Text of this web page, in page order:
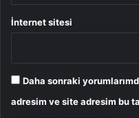
İnternet sitesi
Daha sonraki
adresim ve site adresim bu